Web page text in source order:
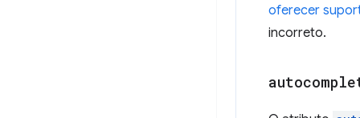
oferecer
incorreto.